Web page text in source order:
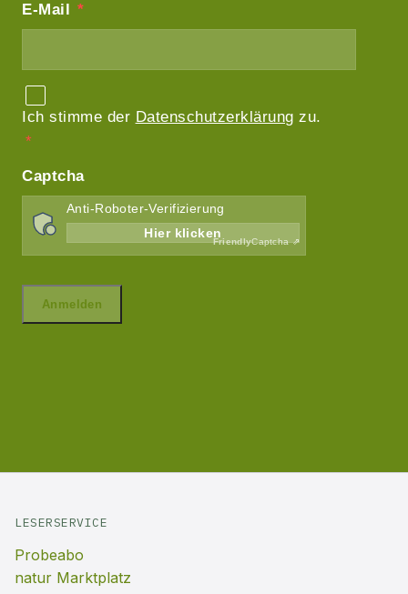
LESERSERVICE
Probeabo
natur Marktplatz